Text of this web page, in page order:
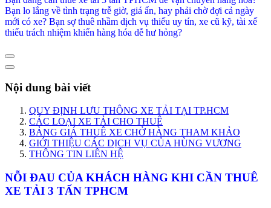
Bạn lo lắng về tình trạng trễ giờ, giá ẩn, hay phải chờ đợi cả ngày
mới có xe? Bạn sợ thuê nhầm dịch vụ thiếu uy tín, xe cũ kỹ, tài xế
thiếu trách nhiệm khiến hàng hóa dễ hư hỏng?
Nội dung bài viết
QUY ĐỊNH LƯU THÔNG XE TẢI TẠI TP.HCM
CÁC LOẠI XE TẢI CHO THUÊ
BẢNG GIÁ THUÊ XE CHỞ HÀNG THAM KHẢO
GIỚI THIỆU CÁC DỊCH VỤ CỦA HÙNG VƯƠNG
THÔNG TIN LIÊN HỆ
NỖI ĐAU CỦA KHÁCH HÀNG KHI CẦN THUÊ
XE TẢI 3 TẤN TPHCM